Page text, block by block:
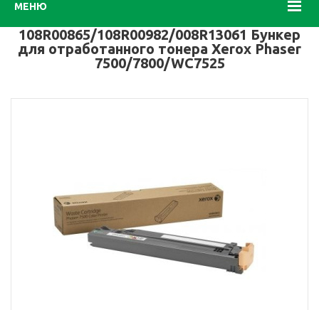
МЕНЮ
108R00865/108R00982/008R13061 Бункер
для отработанного тонера Xerox Phaser
7500/7800/WC7525